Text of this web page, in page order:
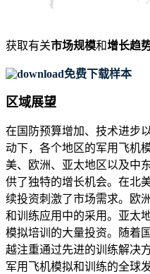
获取有关市场规模和增长趋
免费下载样本
区域展望
在国防预算增加、技术进步
动下，各个地区的军用飞机
美、欧洲、亚太地区以及中
供了独特的增长机会。在北
续投资刺激了市场需求。欧
和训练应用中的采用。亚太
模拟培训的大量投资。随着
越注重通过先进的训练解决
军用飞机模拟和训练的全球